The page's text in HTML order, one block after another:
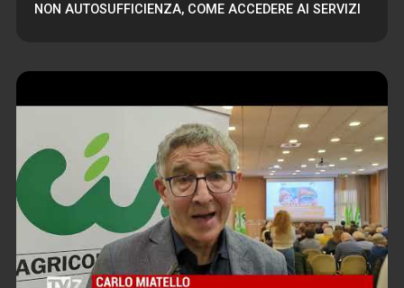
NON AUTOSUFFICIENZA, COME ACCEDERE AI SERVIZI